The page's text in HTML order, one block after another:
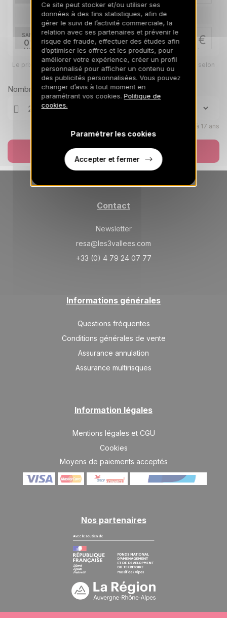
mai 2027
SAM.
01
MAI
1259 €
/hébergement
Retour le
08/05/2027
Le prix total pour votre sélection sera ajusté en page suivante selon
vos options
Nombre de voyageurs
Enfants âgés de 0 à 17 ans
Réserver
Contact
Newsletter
resa@les3vallees.com
+33 (0) 4 79 24 07 77
Informations générales
Questions fréquentes
Conditions générales de vente
Assurance annulation
Assurance multirisques
Information légales
Mentions légales et CGU
Cookies
Moyens de paiements acceptés
Nos partenaires
Ce site peut stocker et/ou utiliser ses
données à des fins statistiques, afin de
gérer le suivi de l’activité commerciale, la
relation avec ses partenaires et prévenir le
risque de fraude, effectuer des études afin
d’optimiser les offres et les produits, pour
améliorer votre expérience, créer un profil
personnalisé pour afficher un contenu ou
des publicités personnalisées. Vous pouvez
changer d’avis à tout moment en
paramétrant vos cookies. Politique de
cookies.
Paramétrer les cookies
Accepter et fermer